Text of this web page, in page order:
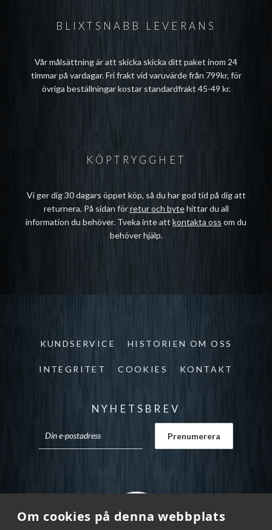
Om cookies på denna webbplats
BLIXTSNABB LEVERANS
Vår målsättning är att skicka skicka ditt paket inom 24
timmar på vardagar. Fri frakt vid varuvärde från 799kr, för
övriga beställningar kostar standardfrakt 45-49 kr.
KÖPTRYGGHET
Vi ger dig 30 dagars öppet köp, så du har god tid på dig att
returnera. På sidan förretur och bytehittar du all
information du behöver. Tveka inte att kontakta oss om du
behöver hjälp.
KUNDSERVICE HISTORIEN OM OSS
INTEGRITET COOKIES KONTAKT
NYHETSBREV